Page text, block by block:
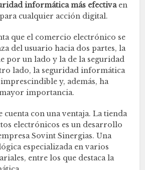
informática más efectivaen
cualquier acción digital.
que el comercio electrónico se
del usuario hacia dos partes, la
por un lado y la de la seguridad
lado, la seguridad informática
y, además, ha
importancia.
con una ventaja. La tienda
electrónicos es un desarrollo
Sovint Sinergias. Una
especializada en varios
entre los que destaca la